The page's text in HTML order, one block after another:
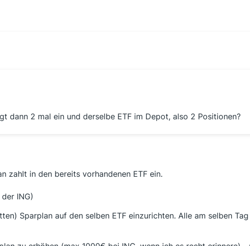
dann 2 mal ein und derselbe ETF im Depot, also 2 Positionen?
zahlt in den bereits vorhandenen ETF ein.
ING)
Sparplan auf den selben ETF einzurichten. Alle am selben